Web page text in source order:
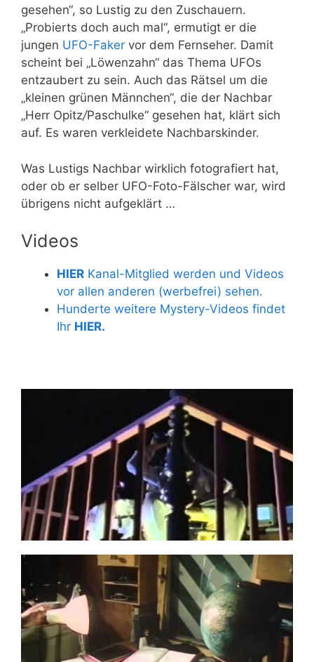
gesehen“, so Lustig zu den Zuschauern.
„Probierts doch auch mal“, ermutigt er die
jungen UFO-Faker vor dem Fernseher. Damit
scheint bei „Löwenzahn“ das Thema UFOs
entzaubert zu sein. Auch das Rätsel um die
„kleinen grünen Männchen“, die der Nachbar
„Herr Opitz/Paschulke“ gesehen hat, klärt sich
auf. Es waren verkleidete Nachbarskinder.
Was Lustigs Nachbar wirklich fotografiert hat,
oder ob er selber UFO-Foto-Fälscher war, wird
übrigens nicht aufgeklärt …
Videos
HIER Kanal-Mitglied werden und Videos
vor allen anderen (werbefrei) sehen.
Hunderte weitere Mystery-Videos findet
Ihr HIER.